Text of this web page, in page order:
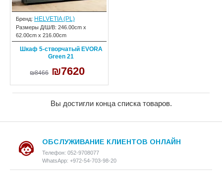
Бренд: HELVETIA (PL)
Размеры Д/Ш/В: 246.00cm x
62.00cm x 216.00cm
Шкаф 5-створчатый EVORA
Green 21
₪8466 ₪7620
Вы достигли конца списка товаров.
ОБСЛУЖИВАНИЕ КЛИЕНТОВ ОНЛАЙН
Телефон: 052-9708077
WhatsApp: +972-54-703-98-20